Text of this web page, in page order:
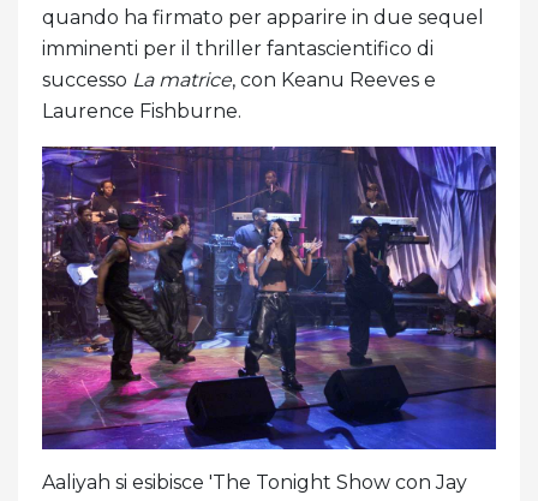
quando ha firmato per apparire in due sequel
imminenti per il thriller fantascientifico di
successo La matrice, con Keanu Reeves e
Laurence Fishburne.
Aaliyah si esibisce 'The Tonight Show con Jay